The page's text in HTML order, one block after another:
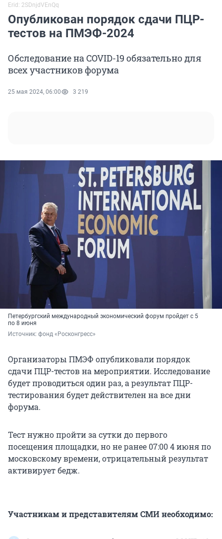
Erid: 2SDnjdVEnQq
Опубликован порядок сдачи ПЦР-
тестов на ПМЭФ-2024
Обследование на COVID-19 обязательно для
всех участников форума
25 мая 2024, 06:00 3 219
Петербургский международный экономический форум пройдет с 5
по 8 июня
Источник: фонд «Росконгресс»
Организаторы ПМЭФ опубликовали порядок
сдачи ПЦР-тестов на мероприятии. Исследование
будет проводиться один раз, а результат ПЦР-
тестирования будет действителен на все дни
форума.
Тест нужно пройти за сутки до первого
посещения площадки, но не ранее 07:00 4 июня по
московскому времени, отрицательный результат
активирует бедж.
Участникам и представителям СМИ необходимо: